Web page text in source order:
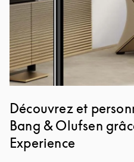
Découvrez et
Bang & Olufsen
Experience